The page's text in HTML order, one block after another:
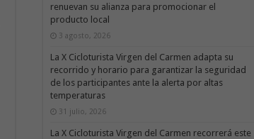
renuevan su alianza para promocionar el
producto local
3 agosto, 2026
La X Cicloturista Virgen del Carmen adapta su
recorrido y horario para garantizar la seguridad
de los participantes ante la alerta por altas
temperaturas
31 julio, 2026
La X Cicloturista Virgen del Carmen recorrerá este